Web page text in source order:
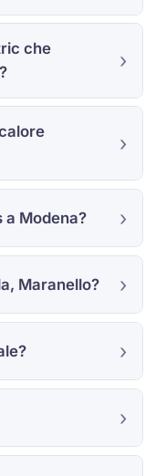
che
a Modena?
Maranello?